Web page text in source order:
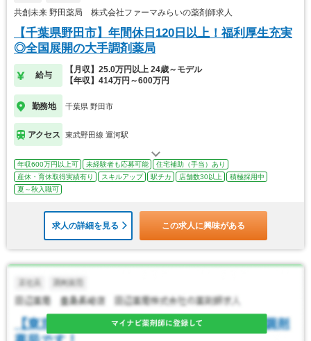
共創未来 野田薬局 株式会社ファーマみらいの薬剤師求人
【千葉県野田市】年間休日120日以上！福利厚生充実
◎全国展開の大手調剤薬局
給与
【月収】25.0万円以上 24歳～モデル
【年収】414万円～600万円
勤務地 千葉県 野田市
アクセス 東武野田線 運河駅
年収600万円以上可 未経験者も応募可能
住宅補助（手当）あり
産休・育休取得実績有り
スキルアップ 駅チカ 店舗数30以上
積極採用中
夏～秋入職可
求人の詳細を見る この求人に興味がある